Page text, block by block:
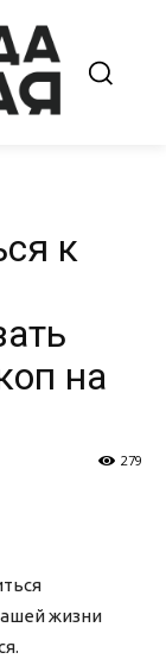
к
на
279
жизни